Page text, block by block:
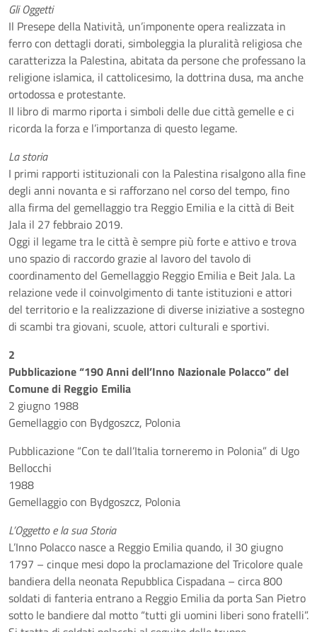
Gli Oggetti
Il Presepe della Natività, un’imponente opera realizzata in
ferro con dettagli dorati, simboleggia la pluralità religiosa che
caratterizza la Palestina, abitata da persone che professano la
religione islamica, il cattolicesimo, la dottrina dusa, ma anche
ortodossa e protestante.
Il libro di marmo riporta i simboli delle due città gemelle e ci
ricorda la forza e l’importanza di questo legame.
La storia
I primi rapporti istituzionali con la Palestina risalgono alla fine
degli anni novanta e si rafforzano nel corso del tempo, fino
alla firma del gemellaggio tra Reggio Emilia e la città di Beit
Jala il 27 febbraio 2019.
Oggi il legame tra le città è sempre più forte e attivo e trova
uno spazio di raccordo grazie al lavoro del tavolo di
coordinamento del Gemellaggio Reggio Emilia e Beit Jala. La
relazione vede il coinvolgimento di tante istituzioni e attori
del territorio e la realizzazione di diverse iniziative a sostegno
di scambi tra giovani, scuole, attori culturali e sportivi.
2
Pubblicazione “190 Anni dell’Inno Nazionale Polacco” del
Comune di Reggio Emilia
2 giugno 1988
Gemellaggio con Bydgoszcz, Polonia
Pubblicazione “Con te dall’Italia torneremo in Polonia” di Ugo
Bellocchi
1988
Gemellaggio con Bydgoszcz, Polonia
L’Oggetto e la sua Storia
L’Inno Polacco nasce a Reggio Emilia quando, il 30 giugno
1797 – cinque mesi dopo la proclamazione del Tricolore quale
bandiera della neonata Repubblica Cispadana – circa 800
soldati di fanteria entrano a Reggio Emilia da porta San Pietro
sotto le bandiere dal motto “tutti gli uomini liberi sono fratelli”.